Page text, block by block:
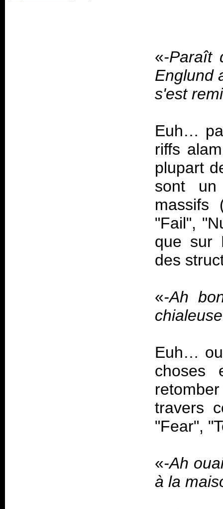
«-Paraît
Englund
s'est
Euh…
riffs
plupart
sont un
massifs
"Fail",
que sur
«-Ah
Euh…
choses
travers
«-Ah
à la